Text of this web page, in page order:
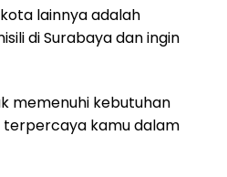
lainnya adalah
di Surabaya dan ingin
memenuhi kebutuhan
kamu dalam